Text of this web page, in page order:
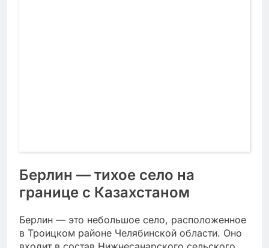
Берлин — тихое село на
границе с Казахстаном
Берлин — это небольшое село, расположенное
в Троицком районе Челябинской области. Оно